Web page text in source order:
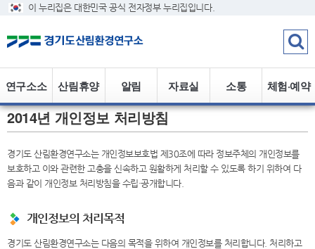
이 누리집은 대한민국 공식 전자정부 누리집입니다.
체험·예약
소통
자료실
알림
산림휴양
정보
연구소소
개
2014년 개인정보 처리방침
경기도 산림환경연구소는 개인정보보호법 제30조에 따라 정보주체의 개인정보를
보호하고 이와 관련한 고충을 신속하고 원활하게 처리할 수 있도록 하기 위하여 다
음과 같이 개인정보 처리방침을 수립·공개합니다.
개인정보의 처리목적
경기도 산림환경연구소는 다음의 목적을 위하여 개인정보를 처리합니다. 처리하고